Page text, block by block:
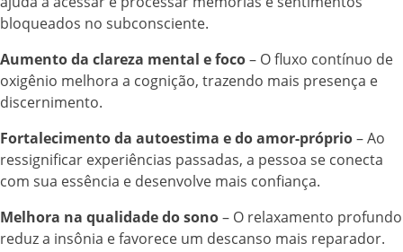
bloqueados no subconsciente.
Aumento da clareza mental e foco– O fluxo contínuo de
oxigênio melhora a cognição, trazendo mais presença e
discernimento.
Fortalecimento da autoestima e do amor-próprio– Ao
ressignificar experiências passadas, a pessoa se conecta
com sua essência e desenvolve mais confiança.
Melhora na qualidade do sono– O relaxamento profundo
reduz a insônia e favorece um descanso mais reparador.